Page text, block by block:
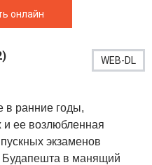
онлайн
WEB-DL
в ранние годы,
ее возлюбленная
экзаменов
Будапешта в манящий